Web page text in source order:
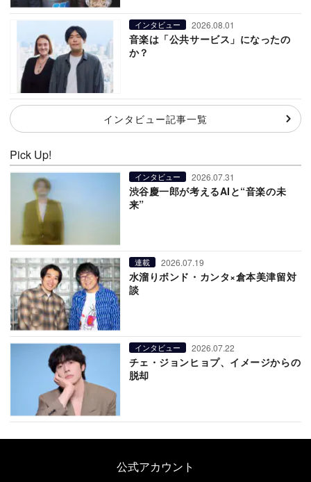
インタビュー 2026.08.01
音楽は「公共サービス」になったの
か？
インタビュー記事一覧
Pick Up!
インタビュー 2026.07.31
渋谷慶一郎が考えるAIと“音楽の未
来”
連載 2026.07.19
水溜りボンド・カンタ×倉本美津留対
談
インタビュー 2026.07.22
チェ・ジョンヒョプ、イメージからの
脱却
公式アカウント